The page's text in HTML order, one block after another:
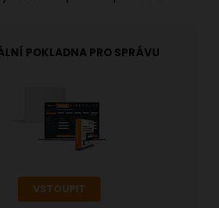
POKLADNA PRO SPRÁVU
VSTOUPIT